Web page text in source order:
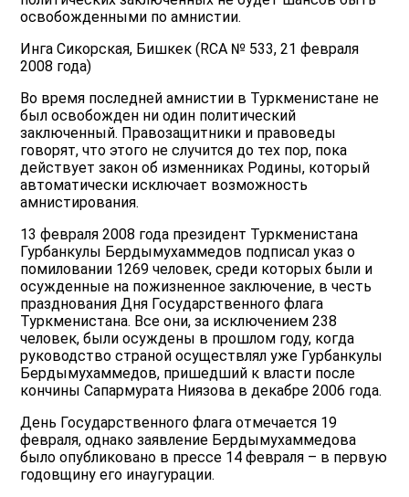
освобожденными по амнистии.
Инга Сикорская, Бишкек (RCA № 533, 21 февраля
2008 года)
Во время последней амнистии в Туркменистане не
был освобожден ни один политический
заключенный. Правозащитники и правоведы
говорят, что этого не случится до тех пор, пока
действует закон об изменниках Родины, который
автоматически исключает возможность
амнистирования.
13 февраля 2008 года президент Туркменистана
Гурбанкулы Бердымухаммедов подписал указ о
помиловании 1269 человек, среди которых были и
осужденные на пожизненное заключение, в честь
празднования Дня Государственного флага
Туркменистана. Все они, за исключением 238
человек, были осуждены в прошлом году, когда
руководство страной осуществлял уже Гурбанкулы
Бердымухаммедов, пришедший к власти после
кончины Сапармурата Ниязова в декабре 2006 года.
День Государственного флага отмечается 19
февраля, однако заявление Бердымухаммедова
было опубликовано в прессе 14 февраля – в первую
годовщину его инаугурации.